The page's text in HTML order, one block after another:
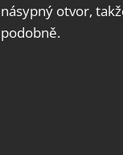
násypný otvor,
podobně.